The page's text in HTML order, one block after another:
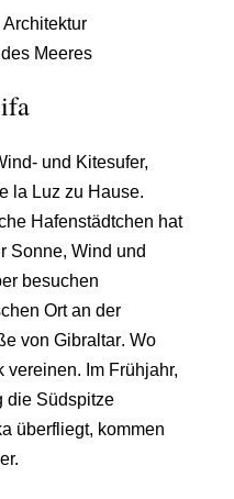
Architektur
Meeres
und Kitesufer,
la Luzzu Hause.
Hafenstädtchen hat
Sonne, Wind und
besuchen
Ort an der
von Gibraltar. Wo
vereinen. Im Frühjahr,
die Südspitze
überfliegt, kommen